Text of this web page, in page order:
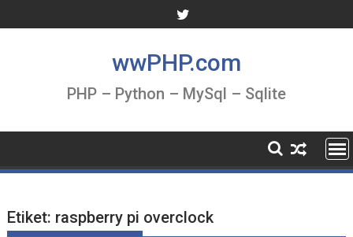
to
wwPHP.com
PHP – Python – MySql – Sqlite
Etiket: raspberry pi overclock